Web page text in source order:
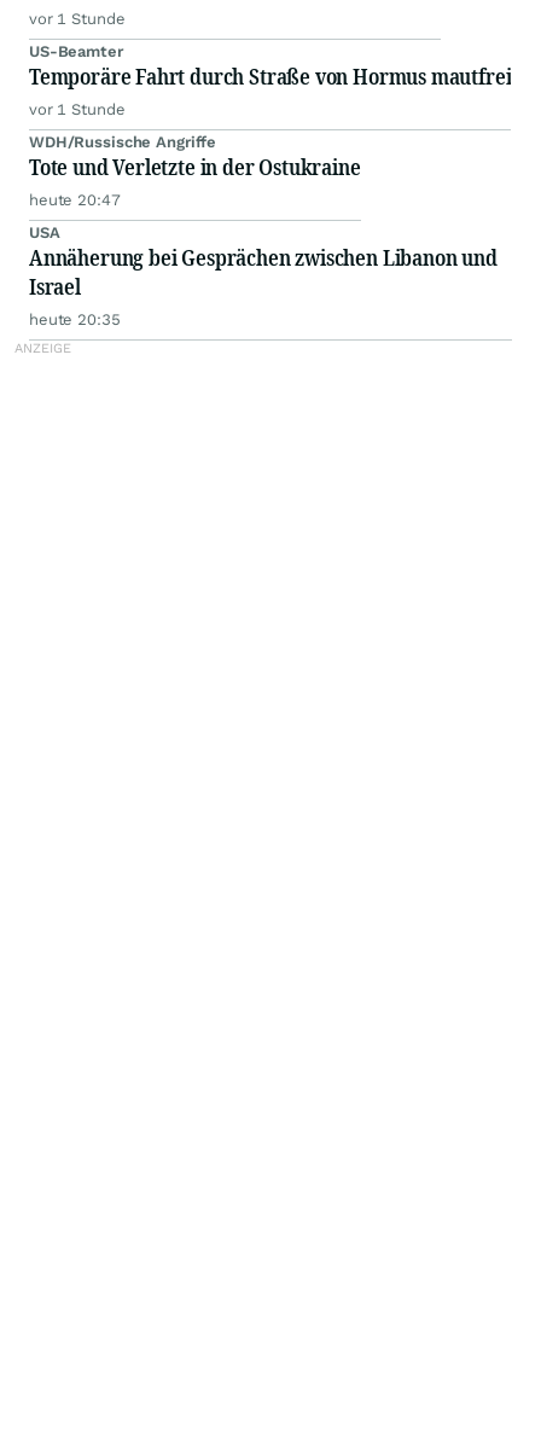
vor 1 Stunde
US-Beamter
Temporäre Fahrt durch Straße von Hormus mautfrei
vor 1 Stunde
WDH/Russische Angriffe
Tote und Verletzte in der Ostukraine
heute 20:47
USA
Annäherung bei Gesprächen zwischen Libanon und
Israel
heute 20:35